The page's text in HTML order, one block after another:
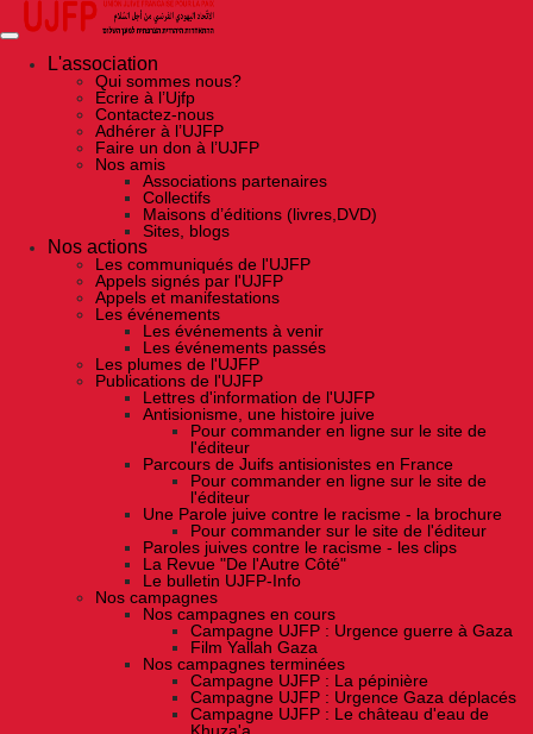
Skip
the
contentL'association
Qui sommes nous?
Ecrire à l’Ujfp
Contactez-nous
Adhérer à l’UJFP
Faire un don à l’UJFP
Nos amis
Associations partenaires
Collectifs
Maisons d’éditions (livres,DVD)
Sites, blogs
Nos actions
Les communiqués de l'UJFP
Appels signés par l'UJFP
Appels et manifestations
Les événements
Les événements à venir
Les événements passés
Les plumes de l'UJFP
Publications de l'UJFP
Lettres d'information de l'UJFP
Antisionisme, une histoire juive
Pour commander en ligne sur le site de
l'éditeur
Parcours de Juifs antisionistes en France
Pour commander en ligne sur le site de
l'éditeur
Une Parole juive contre le racisme - la brochure
Pour commander sur le site de l'éditeur
Paroles juives contre le racisme - les clips
La Revue "De l'Autre Côté"
Le bulletin UJFP-Info
Nos campagnes
Nos campagnes en cours
Campagne UJFP : Urgence guerre à Gaza
Film Yallah Gaza
Nos campagnes terminées
Campagne UJFP : La pépinière
Campagne UJFP : Urgence Gaza déplacés
Campagne UJFP : Le château d'eau de